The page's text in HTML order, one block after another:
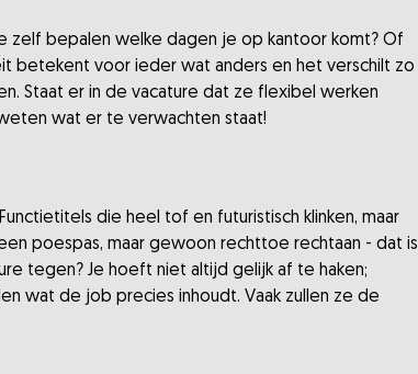
zelf bepalen welke dagen je op kantoor komt? Of
betekent voor ieder wat anders en het verschilt zo
Staat er in de vacature dat ze flexibel werken
wat er te verwachten staat!
die heel tof en futuristisch klinken, maar
poespas, maar gewoon rechttoe rechtaan - dat is
tegen? Je hoeft niet altijd gelijk af te haken;
wat de job precies inhoudt. Vaak zullen ze de